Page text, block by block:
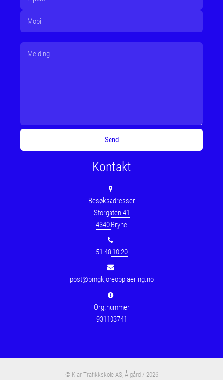
Kontakt
Besøksadresser
Storgaten 41
4340 Bryne
51 48 10 20
post@bmgkjoreopplaering.no
Org.nummer
931103741
© Klar Trafikkskole AS, Ålgård / 2026